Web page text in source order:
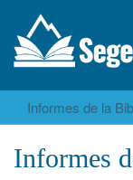
Informes de la
Informes